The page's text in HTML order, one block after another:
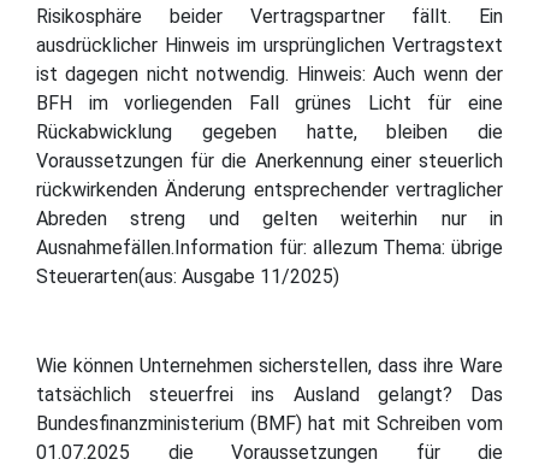
Risikosphäre beider Vertragspartner fällt. Ein
ausdrücklicher Hinweis im ursprünglichen Vertragstext
ist dagegen nicht notwendig. Hinweis: Auch wenn der
BFH im vorliegenden Fall grünes Licht für eine
Rückabwicklung gegeben hatte, bleiben die
Voraussetzungen für die Anerkennung einer steuerlich
rückwirkenden Änderung entsprechender vertraglicher
Abreden streng und gelten weiterhin nur in
Ausnahmefällen.Information für: allezum Thema: übrige
Steuerarten(aus: Ausgabe 11/2025)
Wie können Unternehmen sicherstellen, dass ihre Ware
tatsächlich steuerfrei ins Ausland gelangt? Das
Bundesfinanzministerium (BMF) hat mit Schreiben vom
01.07.2025 die Voraussetzungen für die